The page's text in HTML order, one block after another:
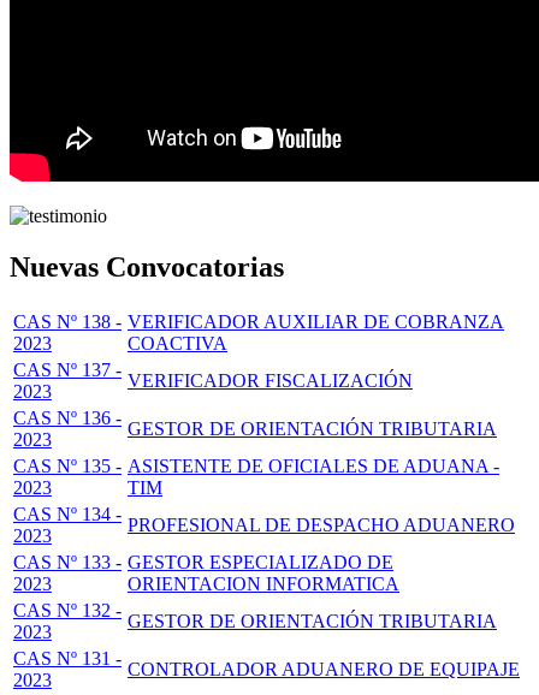
Nuevas Convocatorias
CAS Nº 138 -
2023
VERIFICADOR AUXILIAR DE COBRANZA
COACTIVA
CAS Nº 137 -
2023
VERIFICADOR FISCALIZACIÓN
CAS Nº 136 -
2023
GESTOR DE ORIENTACIÓN TRIBUTARIA
CAS Nº 135 -
2023
ASISTENTE DE OFICIALES DE ADUANA -
TIM
CAS Nº 134 -
2023
PROFESIONAL DE DESPACHO ADUANERO
CAS Nº 133 -
2023
GESTOR ESPECIALIZADO DE
ORIENTACION INFORMATICA
CAS Nº 132 -
2023
GESTOR DE ORIENTACIÓN TRIBUTARIA
CAS Nº 131 -
2023
CONTROLADOR ADUANERO DE EQUIPAJE